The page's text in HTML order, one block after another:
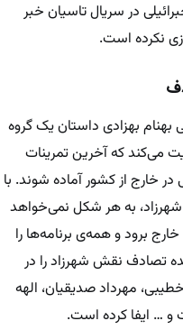
در سریال تاسیان خبر
نکرده است.
بهنام بهزادی داستان یک گروه
می‌کند که آخرین تمرینات
خارج از کشور آماده شوند. با
شهرزاد، به هر شکل نمی‌خواهد
برود و همه‌ی برنامه‌ها را
تصادف نقش شهرزاد را در
مهرداد صدیقیان، الهه
… ایفا کرده است.